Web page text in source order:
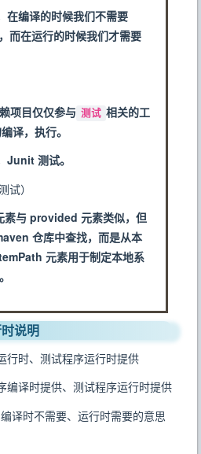
在编译的时候我们不需要
而在运行的时候我们才需要
项目仅仅参与 测试 相关的工
译，执行。
Junit 测试。
试）
与 provided 元素类似，但
仓库中查找，而是从本
元素用于制定本地系
说明
行时、测试程序运行时提供
编译时提供、测试程序运行时提供
译时不需要、运行时需要的意思